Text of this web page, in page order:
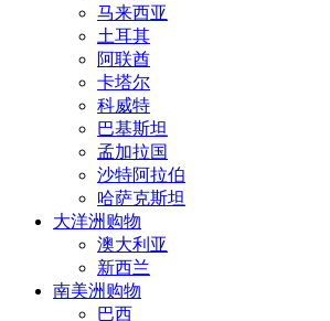
马来西亚
土耳其
阿联酋
卡塔尔
科威特
巴基斯坦
孟加拉国
沙特阿拉伯
哈萨克斯坦
大洋洲购物
澳大利亚
新西兰
南美洲购物
巴西